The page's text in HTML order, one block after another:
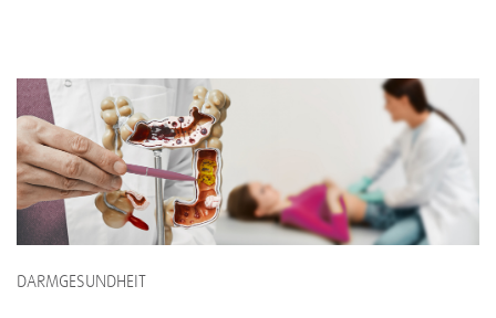
DARMGESUNDHEIT